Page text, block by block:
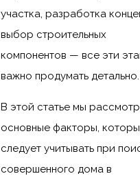
участка, разработка
выбор строительных
компонентов — все эти
важно продумать детально.
В этой статье мы
основные факторы,
следует учитывать при
совершенного дома в